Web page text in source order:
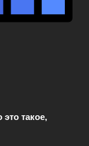
такое,